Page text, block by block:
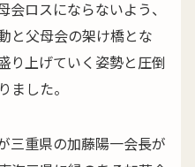
ロスにならないよう、
と父母会の架け橋とな
り上げていく姿勢と圧倒
ました。
三重県の加藤陽一会長が